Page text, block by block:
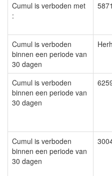
Cumul is verboden met
:
5871
Cumul is verboden
binnen een periode van
30 dagen
Cumul is verboden
binnen een periode van
30 dagen
Cumul is verboden
binnen een periode van
30 dagen